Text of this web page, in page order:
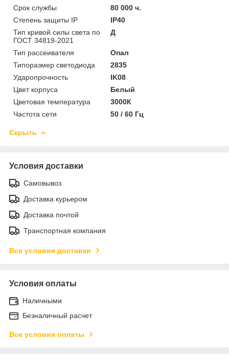
Срок службы
80 000 ч.
Степень защиты IP
IP40
Тип кривой силы света по
ГОСТ 34819-2021
Д
Тип рассеивателя
Опал
Типоразмер светодиода
2835
Ударопрочность
IK08
Цвет корпуса
Белый
Цветовая температура
3000К
Частота сети
50 / 60 Гц
Скрыть
Условия доставки
Самовывоз
Доставка курьером
Доставка почтой
Транспортная компания
Все условия доставки
Условия оплаты
Наличными
Безналичный расчет
Все условия оплаты